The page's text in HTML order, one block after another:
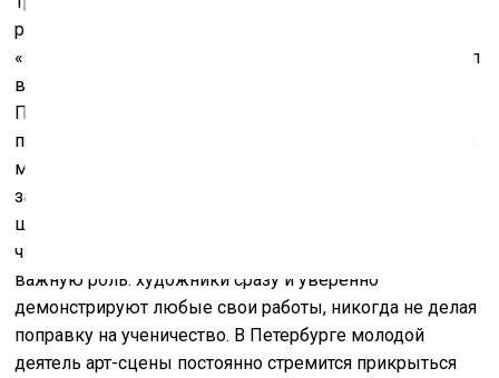
различие петербургской и московской традиций, и
«Неоинфантилизм» способен запустить очередной этап
вечного соревнования искусства городов.
Петербуржцы сильнее в сфере классики, они
производят культурную живопись как будто сразу для
музея, но смелость, масштаб и отвязанность остаются
за москвичами. Обилие различных художественных
школ в Москве не только привело к тому, что можно
числиться в них «вечным студентом», но сыграло
важную роль: художники сразу и уверенно
демонстрируют любые свои работы, никогда не делая
поправку на ученичество. В Петербурге молодой
деятель арт-сцены постоянно стремится прикрыться